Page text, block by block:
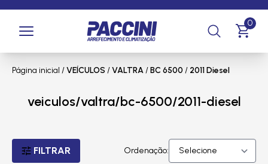
0
Página inicial /VEÍCULOS /VALTRA/BC 6500/ 2011 Diesel
veiculos/valtra/bc-6500/2011-diesel
FILTRAR Ordenação: